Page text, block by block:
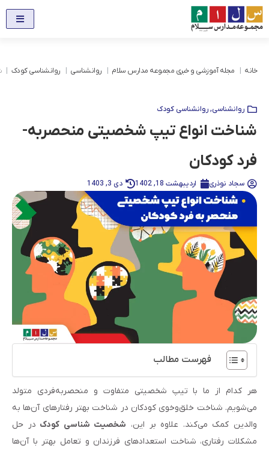
خانه مجله آموزشی و خبری مجموعه مدارس سلام روانشناسی روانشناسی کودک
روانشناسی,روانشناسی کودک
شناخت انواع تیپ شخصیتی منحصربه‌­
فرد کودکان
سجاد نوذری اردیبهشت 18, 1402 دی 3, 1403
فهرست مطالب
هر کدام از ما با تیپ شخصیتی متفاوت و منحصربه‌‎‌­فردی متولد
می‌شویم. شناخت خلق‌­وخوی کودکان در شناخت بهتر رفتارهای آن­‌ها به
والدین کمک می‌کند. علاوه بر این، شخصیت­ شناسی کودک در حل
مشکلات رفتاری، شناخت استعدادهای فرزندان و تعامل بهتر با آن‌ها